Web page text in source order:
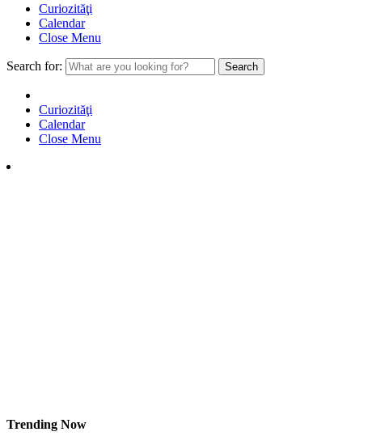
Curiozităţi
Calendar
Close Menu
Search for:
Curiozităţi
Calendar
Close Menu
Trending Now